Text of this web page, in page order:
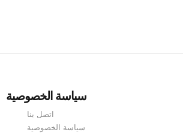
سياسة الخصوصية
اتصل بنا
سياسة الخصوصية